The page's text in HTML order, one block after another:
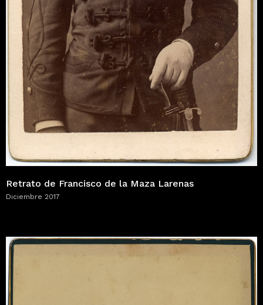
Retrato de Francisco de la Maza Larenas
Diciembre 2017